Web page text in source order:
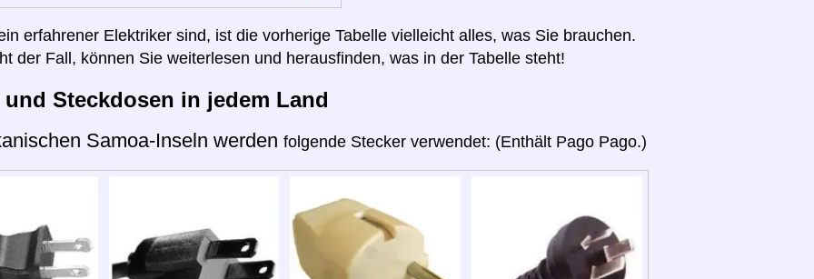
erfahrener Elektriker sind, ist die vorherige Tabelle vielleicht alles, was Sie brauchen.
der Fall, können Sie weiterlesen und herausfinden, was in der Tabelle steht!
und Steckdosen in jedem Land
Samoa-Inseln werden folgende Stecker verwendet: (Enthält Pago Pago.)